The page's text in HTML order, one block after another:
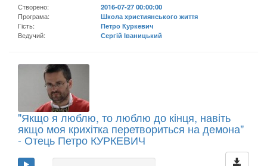
Створено:
2016-07-27 00:00:00
Програма:
Школа християнського життя
Гість:
Петро Куркевич
Ведучий:
Сергій Іваницький
"Якщо я люблю, то люблю до кінця, навіть
якщо моя крихітка перетвориться на демона"
- Отець Петро КУРКЕВИЧ